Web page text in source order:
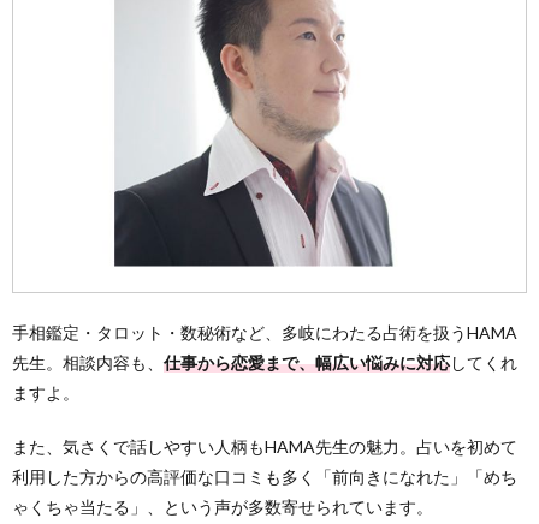
手相鑑定・タロット・数秘術など、多岐にわたる占術を扱うHAMA
先生。相談内容も、 仕事から恋愛まで、幅広い悩みに対応してくれ
ますよ。
また、気さくで話しやすい人柄もHAMA先生の魅力。占いを初めて
利用した方からの高評価な口コミも多く「前向きになれた」「めち
ゃくちゃ当たる」、という声が多数寄せられています。